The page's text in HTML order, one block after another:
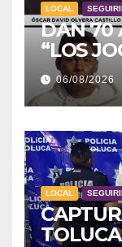
LOCAL
DAN 70
“LOS
06/08/2026
LOCAL
TOLUCA